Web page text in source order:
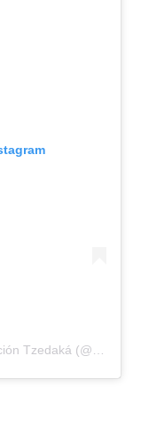
Una publicación compartida por Fundación Tzedaká (@fundaciontzedaka)